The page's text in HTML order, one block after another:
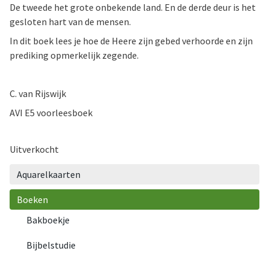
Aquarelkaarten
Boeken
Bakboekje
Bijbelstudie
De tweede het grote onbekende land. En de derde deur is het
gesloten hart van de mensen.
In dit boek lees je hoe de Heere zijn gebed verhoorde en zijn
prediking opmerkelijk zegende.
C. van Rijswijk
AVI E5 voorleesboek
Uitverkocht